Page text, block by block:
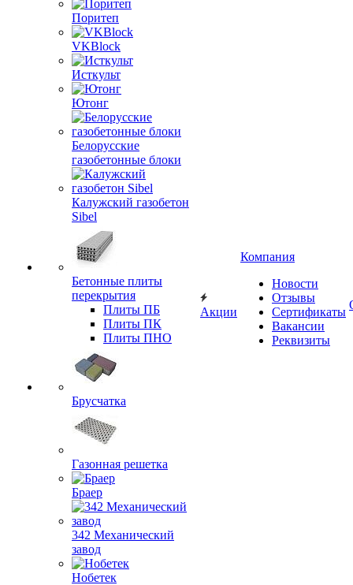
Поритеп
VKBlock
Исткульт
Ютонг
Белорусские
газобетонные блоки
Калужский газобетон
Sibel
Бетонные плиты
перекрытия
Плиты ПБ
Плиты ПК
Плиты ПНО
Брусчатка
Газонная решетка
Браер
342 Механический
завод
Нобетек
Акции
Компания
Новости
Отзывы
Сертификаты
Вакансии
Реквизиты